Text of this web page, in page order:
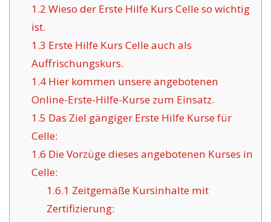
1.2 Wieso der Erste Hilfe Kurs Celle so wichtig
ist.
1.3 Erste Hilfe Kurs Celle auch als
Auffrischungskurs.
1.4Hier kommen unsere angebotenen
Online-Erste-Hilfe-Kurse zum Einsatz.
1.5 Das Ziel gängiger Erste Hilfe Kurse für
Celle:
1.6 Die Vorzüge dieses angebotenen Kurses in
Celle:
1.6.1 Zeitgemäße Kursinhalte mit
Zertifizierung: